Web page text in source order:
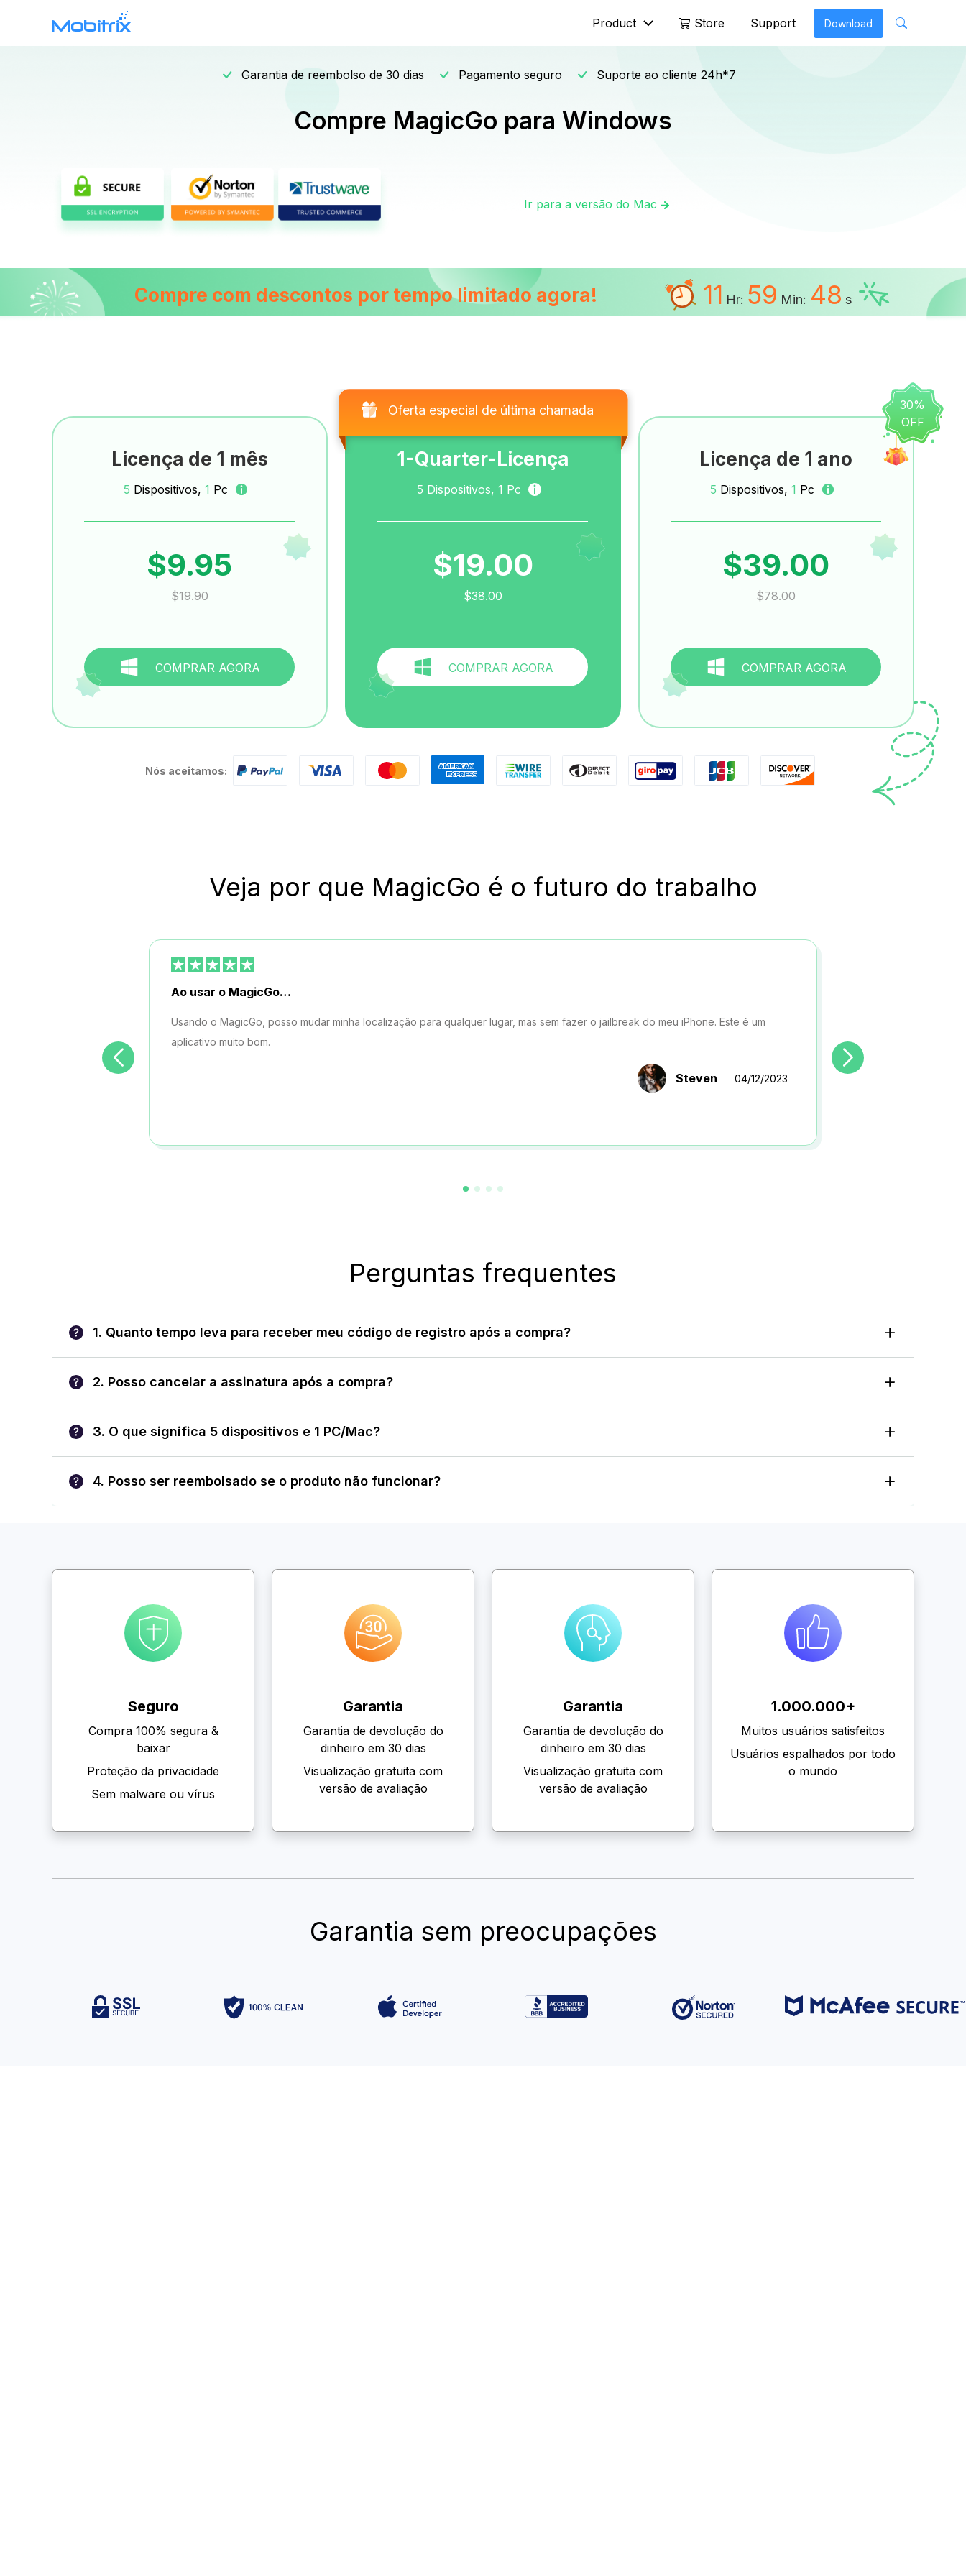
Product
Mobitrix WhatsApp
Mobitrix LockAway
iCloud Activation Unlocker >
Mobitrix Perfix
Store Support Download
Garantia de reembolso de 30 dias Pagamento seguro Suporte ao cliente 24h*7
Compre MagicGo para Windows
Ir para a versão do Mac
Compre com descontos por tempo limitado agora! 11 Hr: 59 Min: 48 s
Licença de 1 mês
5 Dispositivos, 1 Pc
$9.95
$19.90
COMPRAR AGORA
Oferta especial de última chamada
1-Quarter-Licença
5 Dispositivos, 1 Pc
$19.00
$38.00
COMPRAR AGORA
30%
OFF
Licença de 1 ano
5 Dispositivos, 1 Pc
$39.00
$78.00
COMPRAR AGORA
Nós aceitamos:
Veja por que MagicGo é o futuro do trabalho
Ao usar o MagicGo…
Usando o MagicGo, posso mudar minha localização para qualquer lugar, mas sem fazer o jailbreak do meu iPhone. Este é um
aplicativo muito bom.
Steven 04/12/2023
Perguntas frequentes
1. Quanto tempo leva para receber meu código de registro após a compra?
2. Posso cancelar a assinatura após a compra?
3. O que significa 5 dispositivos e 1 PC/Mac?
4. Posso ser reembolsado se o produto não funcionar?
Seguro
Compra 100% segura &
baixar
Proteção da privacidade
Sem malware ou vírus
Garantia
Garantia de devolução do
dinheiro em 30 dias
Visualização gratuita com
versão de avaliação
Garantia
Garantia de devolução do
dinheiro em 30 dias
Visualização gratuita com
versão de avaliação
1.000.000+
Muitos usuários satisfeitos
Usuários espalhados por todo
o mundo
Garantia sem preocupações